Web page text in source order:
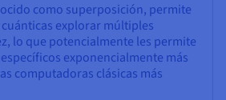
como superposición, permite
explorar múltiples
lo que potencialmente les permite
exponencialmente más
computadoras clásicas más